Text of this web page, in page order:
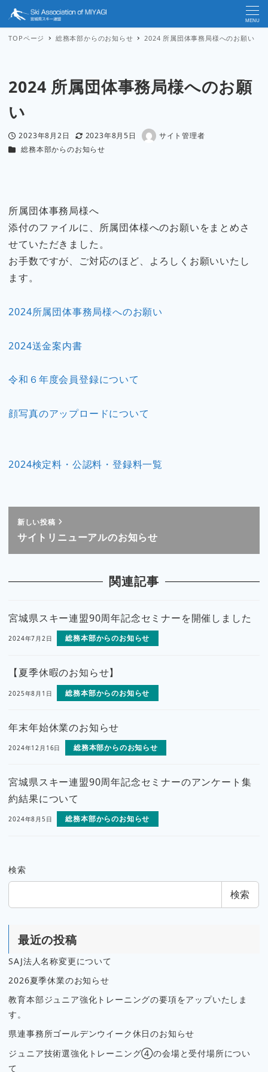
MENU
TOPページ 総務本部からのお知らせ 2024 所属団体事務局様へのお願い
2024 所属団体事務局様へのお願
い
投稿日
2023年8月2日
更新日
2023年8月5日
著
サイト管理者
カテゴリー
総務本部からのお知らせ
所属団体事務局様へ
添付のファイルに、所属団体様へのお願いをまとめさ
せていただきました。
お手数ですが、ご対応のほど、よろしくお願いいたし
ます。
2024所属団体事務局様へのお願い
2024送金案内書
令和６年度会員登録について
顔写真のアップロードについて
2024検定料・公認料・登録料一覧
新しい投稿
サイトリニューアルのお知らせ
関連記事
宮城県スキー連盟90周年記念セミナーを開催しました
2024年7月2日 総務本部からのお知らせ
【夏季休暇のお知らせ】
2025年8月1日 総務本部からのお知らせ
年末年始休業のお知らせ
2024年12月16日 総務本部からのお知らせ
宮城県スキー連盟90周年記念セミナーのアンケート集
約結果について
2024年8月5日 総務本部からのお知らせ
検索
検索
最近の投稿
SAJ法人名称変更について
2026夏季休業のお知らせ
教育本部ジュニア強化トレーニングの要項をアップいたしま
す。
県連事務所ゴールデンウイーク休日のお知らせ
ジュニア技術選強化トレーニング④の会場と受付場所につい
て